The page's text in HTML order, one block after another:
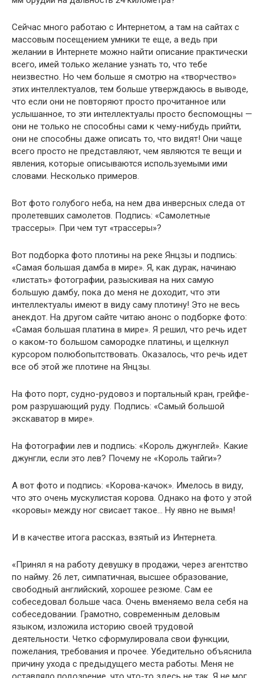
Сейчас много работаю с Интернетом, а там на сайтах с
массо­вым посещением умники те еще, а ведь при
желании в Интернете можно найти описание практически
всего, имей только желание узнать то, что тебе
неизвестно. Но чем больше я смотрю на «твор­чество»
этих интеллектуалов, тем больше утверждаюсь в выводе,
что если они не повторяют просто прочитанное или
услышанное, то эти интеллектуалы просто беспомощны —
они не только не способны сами к чему-нибудь прийти,
они не способны даже описать то, что видят! Они чаще
всего просто не представляют, чем являются те вещи и
явления, которые описываются исполь­зуемыми ими
словами. Несколько примеров.
Вот фото голубого неба, на нем два инверсных следа от
про­летевших самолетов. Подпись: «Самолетные
трассеры». При чем тут «трассеры»?
Вот подборка фото плотины на реке Янцзы и подпись:
«Самая большая дамба в мире». Я, как дурак, начинаю
«листать» фото­графии, разыскивая на них самую
большую дамбу, пока до меня не доходит, что эти
интеллектуалы имеют в виду саму плотину! Это не весь
анекдот. На другом сайте читаю анонс о подборке фото:
«Самая большая платина в мире». Я решил, что речь идет
о каком-то большом самородке платины, и щелкнул
курсором полюбопытствовать. Оказалось, что речь идет
все об этой же плотине на Янцзы.
На фото порт, судно-рудовоз и портальный кран, грейфе­
ром разрушающий руду. Подпись: «Самый большой
экскаватор в мире».
На фотографии лев и подпись: «Король джунглей». Какие
джунгли, если это лев? Почему не «Король тайги»?
А вот фото и подпись: «Корова-качок». Имелось в виду,
что это очень мускулистая корова. Однако на фото у этой
«коровы» между ног свисает такое… Ну явно не вымя!
И в качестве итога рассказ, взятый из Интернета.
«Принял я на работу девушку в продажи, через агентство
по найму. 26 лет, симпатичная, высшее образование,
свободный английский, хорошее резюме. Сам ее
собеседовал больше часа. Очень вменяе­мо вела себя на
собеседовании. Грамотно, современным деловым
языком, изложила историю своей трудовой
деятельности. Четко сформулировала свои функции,
пожелания, требования и прочее. Убедительно объяснила
причину ухода с предыдущего места рабо­ты. Меня не